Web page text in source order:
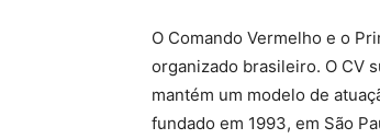
O Comando Vermelho e o
organizado brasileiro. O CV
mantém um modelo de
fundado em 1993, em São